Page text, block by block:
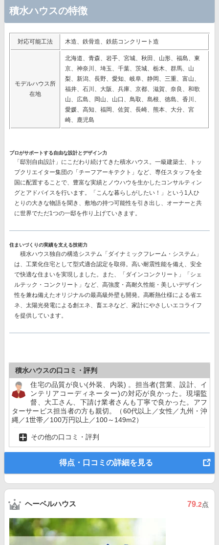
積水ハウスの特徴
対応可能工法 木造、鉄骨造、鉄筋コンクリート造
モデルハウス所
在地
北海道、青森、岩手、宮城、秋田、山形、福島、東
京、神奈川、埼玉、千葉、茨城、栃木、群馬、山
梨、新潟、長野、愛知、岐阜、静岡、三重、富山、
福井、石川、大阪、兵庫、京都、滋賀、奈良、和歌
山、広島、岡山、山口、鳥取、島根、徳島、香川、
愛媛、高知、福岡、佐賀、長崎、熊本、大分、宮
崎、鹿児島
プロがサポートする自由な設計とデザイン力
「邸別自由設計」 にこだわり続けてきた積水ハウス。一級建築士、トッ
プクリエイター集団の 「チーフアーキテクト」 など、専任スタッフを全
国に配置することで、豊富な実績とノウハウを生かしたコンサルティン
グとアドバイスを行います。「こんな暮らしがしたい！」という1人ひ
とりの大きな物語を聞き、敷地の持つ可能性を引き出し、オーナーと共
に世界でただ1つの一邸を作り上げていきます。
住まいづくりの実績を支える技術力
積水ハウス独自の構造システム 「ダイナミックフレーム・システム」
は、工業化住宅として型式適合認定を取得。高い耐震性能を備え、安全
で快適な住まいを実現しました。また、
「ダインコンクリート」「シェ
ルテック・コンクリート」 など、高強度・高耐久性能・美しいデザイン
性を兼ね備えたオリジナルの最高級外壁も開発。高断熱仕様による省エ
ネ、太陽光発電による創エネ、畜エネなど、家計にやさしいエコライフ
を提供しています。
積水ハウスの口コミ・評判
住宅の品質が良い(外装、内装) 。担当者(営業、設計、イ
ンテリアコーディネーター)の対応が良かった。現場監
督、大工さん、下請け業者さんも丁寧で良かった。アフ
ターサービス担当者の方も親切。（60代以上／女性／九州・沖
縄／1世帯／100万円以上／100～149m2）
その他の口コミ・評判
得点・口コミの詳細を見る
ヘーベルハウス 79.2点